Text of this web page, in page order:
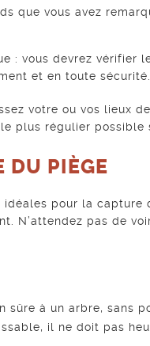
que vous avez
: vous devrez vérifier
et en toute
votre ou vos lieux
plus régulier possible
DU PIÈGE
pour la capture
N’attendez pas de
sûre à un arbre, sans
il ne doit pas